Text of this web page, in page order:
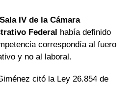
Sala IV de la Cámara
Federal había definido
correspondía al fuero
y no al laboral.
citó la Ley 26.854 de